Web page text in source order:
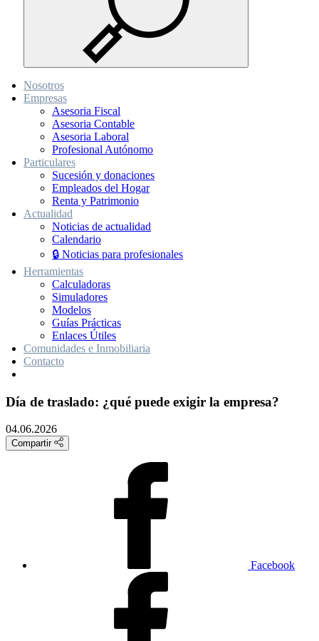
Nosotros
Empresas
Asesoria Fiscal
Asesoria Contable
Asesoria Laboral
Profesional Autónomo
Particulares
Sucesión y donaciones
Empleados del Hogar
Renta y Patrimonio
Actualidad
Noticias de actualidad
Calendario
🔒 Noticias para profesionales
Herramientas
Calculadoras
Simuladores
Modelos
Guías Prácticas
Enlaces Útiles
Comunidades e Inmobiliaria
Contacto
Día de traslado: ¿qué puede exigir la empresa?
04.06.2026
Compartir
Facebook